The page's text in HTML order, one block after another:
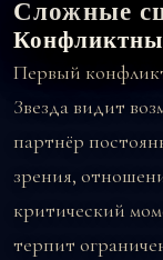
Сложные
Первый
Звезда видит
партнёр
зрения,
критический
терпит